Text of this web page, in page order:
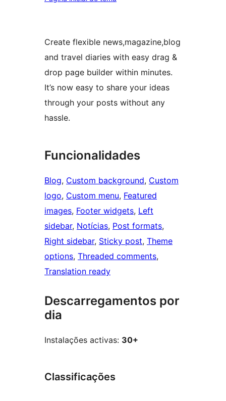
Create flexible news,magazine,blog
and travel diaries with easy drag &
drop page builder within minutes.
It’s now easy to share your ideas
through your posts without any
hassle.
Funcionalidades
Blog, Custom background, Custom
logo, Custom menu, Featured
images, Footer widgets, Left
sidebar, Notícias, Post formats
Right sidebar, Sticky post, Theme
options, Threaded comments
Translation ready
Descarregamentos por
dia
Instalações activas: 30+
Classificações